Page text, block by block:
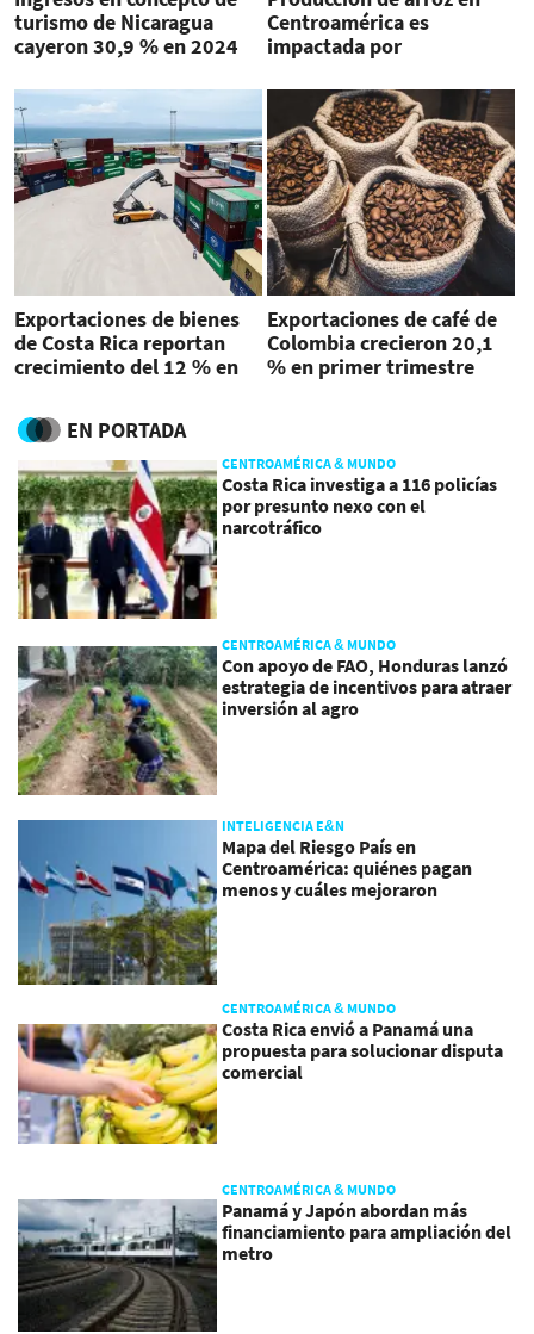
turismo de Nicaragua
cayeron 30,9 % en 2024
Centroamérica es
impactada por
clima
Exportaciones de bienes
de Costa Rica reportan
crecimiento del 12 % en
Exportaciones de café de
Colombia crecieron 20,1
% en primer trimestre
EN PORTADA
CENTROAMÉRICA & MUNDO
Costa Rica investiga a 116 policías
por presunto nexo con el
narcotráfico
CENTROAMÉRICA & MUNDO
Con apoyo de FAO, Honduras lanzó
estrategia de incentivos para atraer
inversión al agro
INTELIGENCIA E&N
Mapa del Riesgo País en
Centroamérica: quiénes pagan
menos y cuáles mejoraron
CENTROAMÉRICA & MUNDO
Costa Rica envió a Panamá una
propuesta para solucionar disputa
comercial
CENTROAMÉRICA & MUNDO
Panamá y Japón abordan más
financiamiento para ampliación del
metro